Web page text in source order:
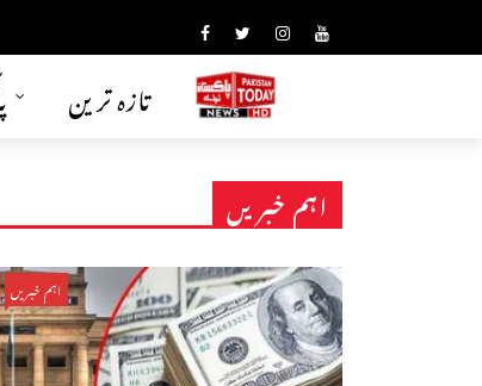
تازہ ترین
اہم خبریں
اہم خبریں